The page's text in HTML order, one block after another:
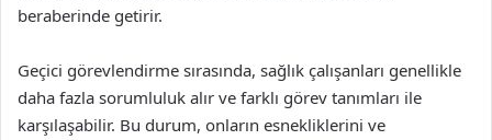
beraberinde getirir.
Geçici görevlendirme sırasında, sağlık çalışanları genellikle
daha fazla sorumluluk alır ve farklı görev tanımları ile
karşılaşabilir. Bu durum, onların esnekliklerini ve